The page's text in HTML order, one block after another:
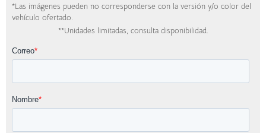
*Las imágenes pueden no corresponderse con la versión y/o color del
vehículo ofertado.
**Unidades limitadas, consulta disponibilidad.